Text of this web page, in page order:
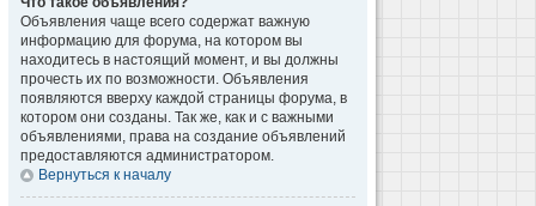
Объявления чаще всего содержат важную
информацию для форума, на котором вы
находитесь в настоящий момент, и вы должны
прочесть их по возможности. Объявления
появляются вверху каждой страницы форума, в
котором они созданы. Так же, как и с важными
объявлениями, права на создание объявлений
предоставляются администратором.
Вернуться к началу